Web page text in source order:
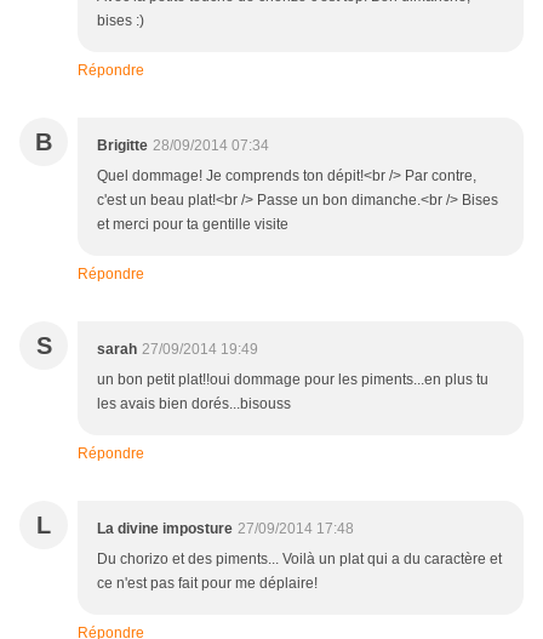
bises :)
Répondre
B Brigitte 28/09/2014 07:34
Quel dommage! Je comprends ton dépit!<br /> Par contre,
c'est un beau plat!<br /> Passe un bon dimanche.<br /> Bises
et merci pour ta gentille visite
Répondre
S sarah 27/09/2014 19:49
un bon petit plat!!oui dommage pour les piments...en plus tu
les avais bien dorés...bisouss
Répondre
L La divine imposture 27/09/2014 17:48
Du chorizo et des piments... Voilà un plat qui a du caractère et
ce n'est pas fait pour me déplaire!
Répondre